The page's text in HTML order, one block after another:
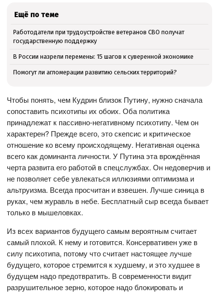
Ещё по теме
Работодатели при трудоустройстве ветеранов СВО получат
государственную поддержку
В России назрели перемены: 15 шагов к суверенной экономике
Помогут ли агломерации развитию сельских территорий?
Чтобы понять, чем Кудрин близок Путину, нужно сначала
сопоставить психотипы их обоих. Оба политика
принадлежат к пассивно-негативному психотипу. Чем он
характерен? Прежде всего, это скепсис и критическое
отношение ко всему происходящему. Негативная оценка
всего как доминанта личности. У Путина эта врождённая
черта развита его работой в спецслужбах. Он недоверчив и
не позволяет себе увлекаться иллюзиями оптимизма и
альтруизма. Всегда просчитан и взвешен. Лучше синица в
руках, чем журавль в небе. Бесплатный сыр всегда бывает
только в мышеловках.
Из всех вариантов будущего самым вероятным считает
самый плохой. К нему и готовится. Консервативен уже в
силу психотипа, потому что считает настоящее лучше
будущего, которое стремится к худшему, и это худшее в
будущем надо предотвратить. В современности видит
разрушительное зерно, которое надо блокировать и